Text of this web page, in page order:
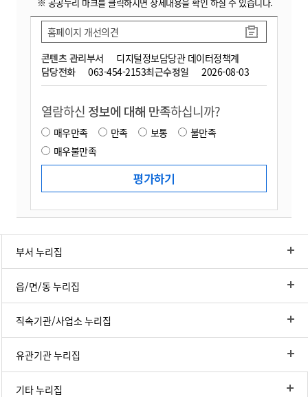
콘텐츠 관리부서
디지털정보담당관 데이터정책계
담당전화
063-454-2153최근수정일 2026-08-03
홈페이지 개선의견
열람하신 정보에 대해 만족하십니까?
매우만족 만족 보통
불만족
매우불만족
부서 누리집
읍/면/동 누리집
직속기관/사업소 누리집
유관기관 누리집
기타 누리집